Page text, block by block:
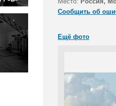
Сообщить об
Ещё фото